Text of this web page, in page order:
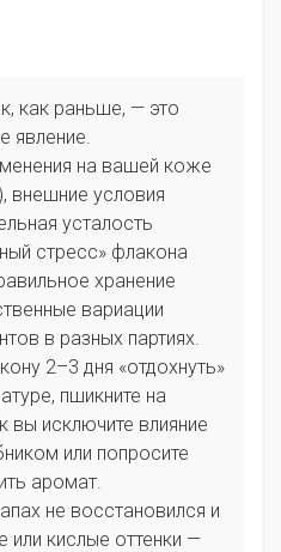
как раньше, — это
явление.
на вашей коже
внешние условия
усталость
стресс» флакона
хранение
вариации
в разных партиях.
2–3 дня «отдохнуть»
пшикните на
вы исключите влияние
или попросите
аромат.
не восстановился и
или кислые оттенки —